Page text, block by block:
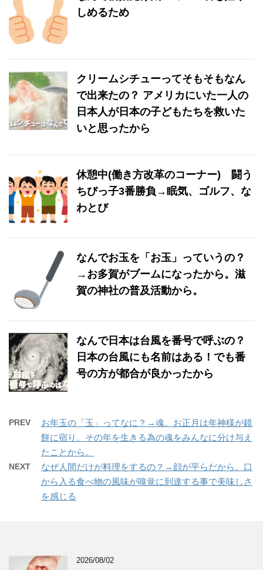
しめるため
クリームシチューってそもそもなん
で出来たの？ アメリカにいた一人の
日本人が日本の子どもたちを救いた
いと思ったから
休憩中(働き方改革のコーナー) 闘う
ちびっ子3番勝負→眠気、ゴルフ、な
わとび
なんでお玉を「お玉」っていうの？
→お多賀がブームになったから。滋
賀の神社の普及活動から。
なんで日本は台風を番号で呼ぶの？
日本の台風にも名前はある！でも番
号の方が都合が良かったから
PREV
お年玉の「玉」ってなに？→魂。お正月は年神様が鏡
餅に宿り、その年を生きる為の魂をみんなに分け与え
たことから。
NEXT
なぜ人間だけが料理をするの？→顔が平らだから。口
から入る食べ物の風味が嗅覚に到達する事で美味しさ
を感じる
2026/08/02